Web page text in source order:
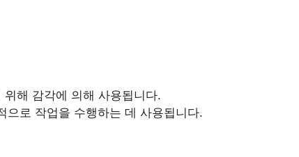
해 감각에 의해 사용됩니다.
으로 작업을 수행하는 데 사용됩니다.